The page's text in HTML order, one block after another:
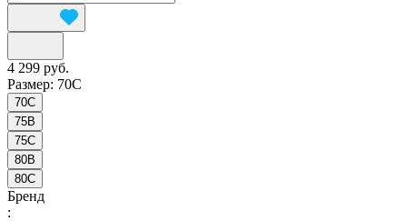
4 299 руб.
Размер: 70C
70C
75B
75C
80B
80C
Бренд
: